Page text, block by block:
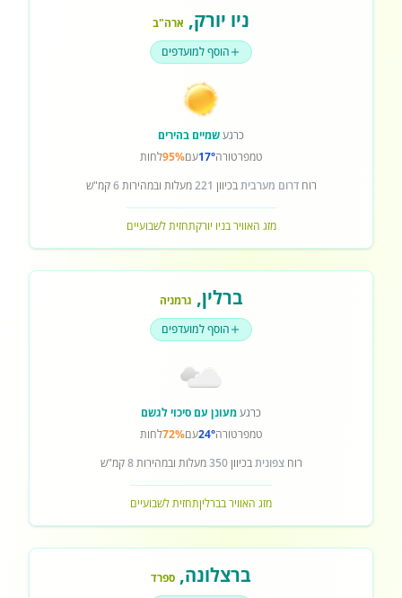
ניו יורק, ארה"ב
הוסף למועדפים
כרגעשמיים בהירים
טמפרטורה17°עם95%לחות
רוחדרום מערביתבכיוון 221מעלות ובמהירות6קמ"ש
מזג האוויר בניו יורקתחזית לשבועיים
ברלין, גרמניה
הוסף למועדפים
כרגעמעונן עם סיכוי לגשם
טמפרטורה24°עם72%לחות
רוחצפוניתבכיוון350מעלות ובמהירות8קמ"ש
מזג האוויר בברליןתחזית לשבועיים
ברצלונה, ספרד